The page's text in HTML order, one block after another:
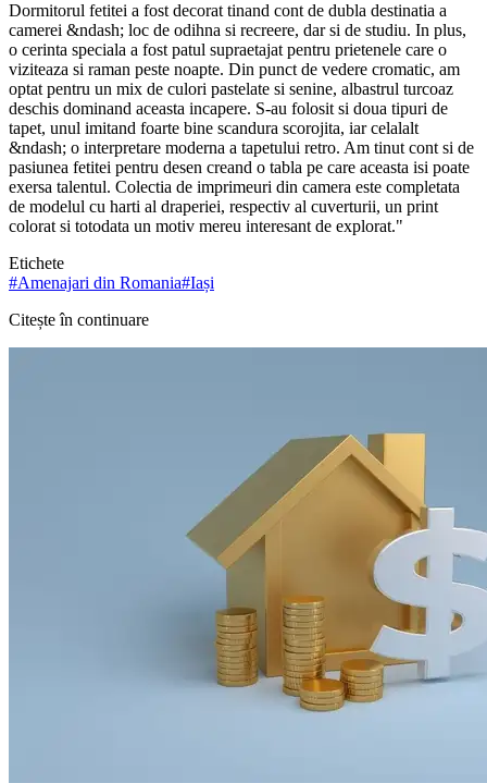
Dormitorul fetitei a fost decorat tinand cont de dubla destinatia a
camerei &ndash; loc de odihna si recreere, dar si de studiu. In plus,
o cerinta speciala a fost patul supraetajat pentru prietenele care o
viziteaza si raman peste noapte. Din punct de vedere cromatic, am
optat pentru un mix de culori pastelate si senine, albastrul turcoaz
deschis dominand aceasta incapere. S-au folosit si doua tipuri de
tapet, unul imitand foarte bine scandura scorojita, iar celalalt
&ndash; o interpretare moderna a tapetului retro. Am tinut cont si de
pasiunea fetitei pentru desen creand o tabla pe care aceasta isi poate
exersa talentul. Colectia de imprimeuri din camera este completata
de modelul cu harti al draperiei, respectiv al cuverturii, un print
colorat si totodata un motiv mereu interesant de explorat."
Etichete
#Amenajari din Romania#Iași
Citește în continuare